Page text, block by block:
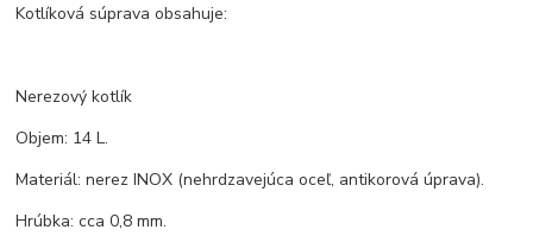
Kotlíková súprava obsahuje:
Nerezový kotlík
Objem: 14 L.
Materiál: nerez INOX (nehrdzavejúca oceľ, antikorová úprava).
Hrúbka: cca 0,8 mm.